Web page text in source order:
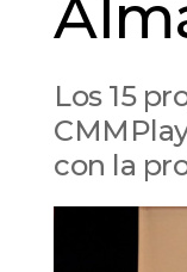
Los 15
con la